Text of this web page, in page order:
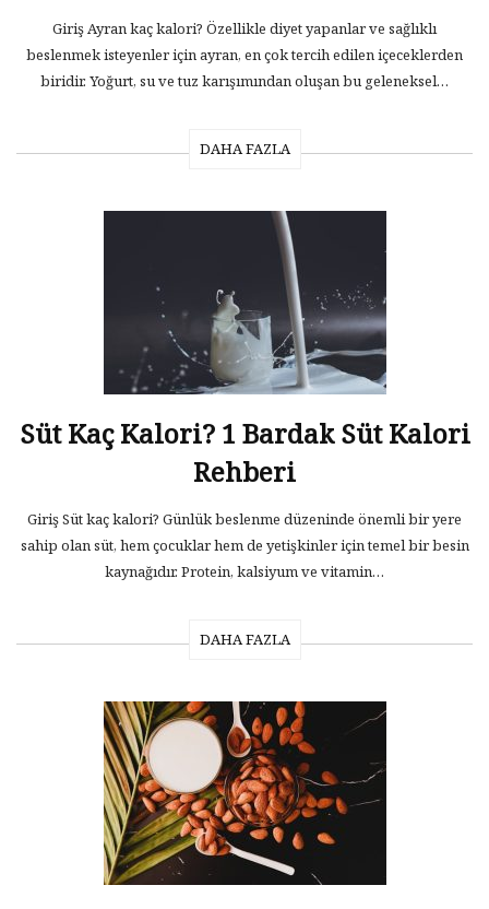
Giriş Ayran kaç kalori? Özellikle diyet yapanlar ve sağlıklı
beslenmek isteyenler için ayran, en çok tercih edilen içeceklerden
biridir. Yoğurt, su ve tuz karışımından oluşan bu geleneksel…
DAHA FAZLA
Süt Kaç Kalori? 1 Bardak Süt Kalori
Rehberi
Giriş Süt kaç kalori? Günlük beslenme düzeninde önemli bir yere
sahip olan süt, hem çocuklar hem de yetişkinler için temel bir besin
kaynağıdır. Protein, kalsiyum ve vitamin…
DAHA FAZLA